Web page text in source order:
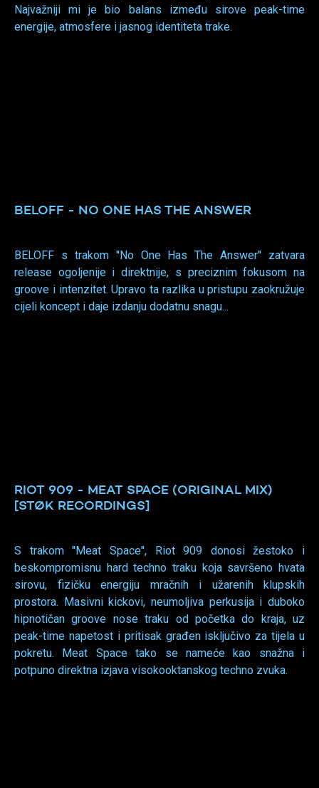
Najvažniji mi je bio balans između sirove peak-time
energije, atmosfere i jasnog identiteta trake.
BELOFF - NO ONE HAS THE ANSWER
BELOFF s trakom ''No One Has The Answer'' zatvara
release ogoljenije i direktnije, s preciznim fokusom na
groove i intenzitet. Upravo ta razlika u pristupu zaokružuje
cijeli koncept i daje izdanju dodatnu snagu...
RIOT 909 - MEAT SPACE (ORIGINAL MIX)
[STØK RECORDINGS]
S trakom ''Meat Space'', Riot 909 donosi žestoko i
beskompromisnu hard techno traku koja savršeno hvata
sirovu, fizičku energiju mračnih i užarenih klupskih
prostora. Masivni kickovi, neumoljiva perkusija i duboko
hipnotičan groove nose traku od početka do kraja, uz
peak-time napetost i pritisak građen isključivo za tijela u
pokretu. Meat Space tako se nameće kao snažna i
potpuno direktna izjava visokooktanskog techno zvuka.